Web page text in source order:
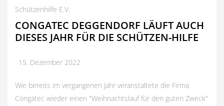
Schützenhilfe E.V.
CONGATEC DEGGENDORF LÄUFT AUCH
DIESES JAHR FÜR DIE SCHÜTZEN-HILFE
15. Dezember 2022
Wie bereits im vergangenen Jahr veranstaltete die Firma
Congatec wieder einen "Weihnachtslauf für den guten Zweck"